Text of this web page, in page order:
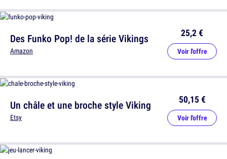
Des Funko Pop! de la série Vikings
Amazon
25,2 €
Voir l'offre
Un châle et une broche style Viking
Etsy
50,15 €
Voir l'offre